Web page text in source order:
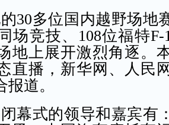
30多位国内越野场地
场竞技、108位福特F-
地上展开激烈角逐。
直播，新华网、人民
道。
幕式的领导和嘉宾有